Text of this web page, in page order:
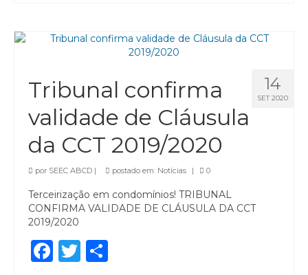
14
SET 2020
Tribunal confirma
validade de Cláusula
da CCT 2019/2020
por SEEC ABCD | postado em: Notícias | 0
Terceirização em condomínios! TRIBUNAL
CONFIRMA VALIDADE DE CLÁUSULA DA CCT
2019/2020
Facebook
Twitter